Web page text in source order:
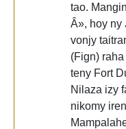
tao.
Â», hoy ny
vonjy
(Fign)
teny Fort
Nilaza izy
nikomy